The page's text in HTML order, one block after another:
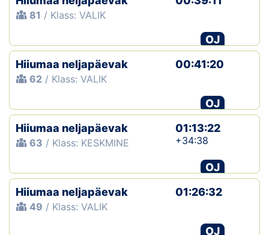
81 / Klass: VALIK
OJ
Hiiumaa neljapäevak
62 / Klass: VALIK
00:41:20
OJ
Hiiumaa neljapäevak
63 / Klass: KESKMINE
01:13:22
+34:38
OJ
Hiiumaa neljapäevak
49 / Klass: VALIK
01:26:32
OJ